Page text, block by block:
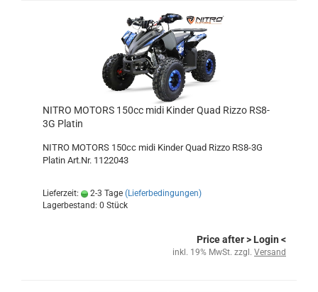
NITRO MOTORS 150cc midi Kinder Quad Rizzo RS8-
3G Platin
NITRO MOTORS 150cc midi Kinder Quad Rizzo RS8-3G
Platin Art.Nr. 1122043
Lieferzeit: 2-3 Tage (Lieferbedingungen)
Lagerbestand: 0 Stück
Price after> Login <
inkl. 19% MwSt. zzgl. Versand